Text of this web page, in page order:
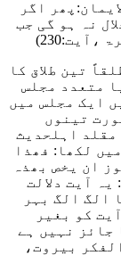
اگر
نہ ہو گی جب
،آیت:230)
تین طلاق کا
متعدد مجلس
ایک مجلس میں
تینوں
مقلد اہلحدیث
لکھا : فھذا
ان یخص بھذہ
یہ آیت دلالت
الگ الگ بہر
کو بغیر
جائز نہیں ہے
دار الفکر بیروت،